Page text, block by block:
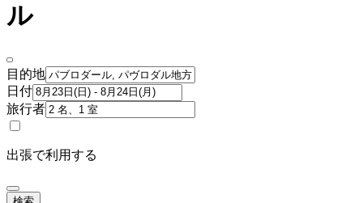
ル
目的地
日付
旅行者
出張で利用する